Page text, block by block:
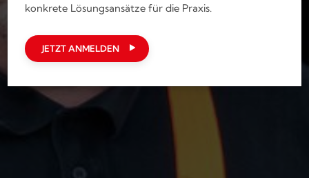
konkrete Lösungsansätze für die Praxis.
JETZT ANMELDEN